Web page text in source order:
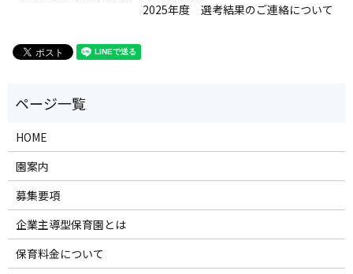
2025年度 選考結果のご連絡について
HOME
園案内
募集要項
企業主導型保育園とは
保育料金について